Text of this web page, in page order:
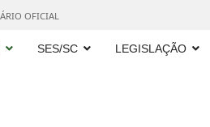
OFICIAL
SES/SC LEGISLAÇÃO